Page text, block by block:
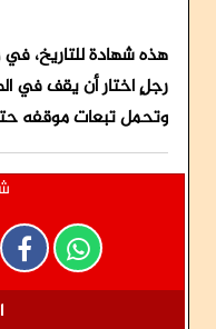
هذه شهادة للتاريخ،
رجلٍ اختار أن يقف في
وتحمل تبعات موقفه